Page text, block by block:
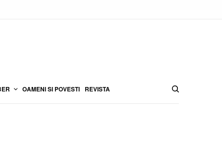
OAMENI SI POVESTI REVISTA